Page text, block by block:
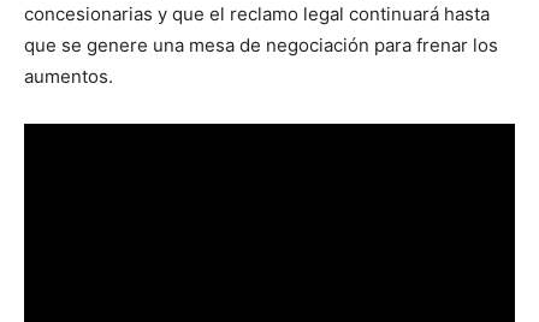
concesionarias y que el reclamo legal continuará hasta
que se genere una mesa de negociación para frenar los
aumentos.